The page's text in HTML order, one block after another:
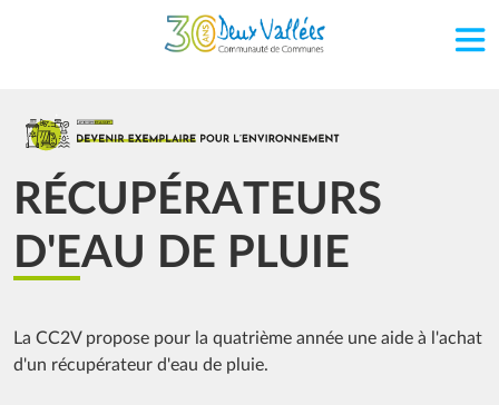
Aller au contenu principal
Image
RÉCUPÉRATEURS
D'EAU DE PLUIE
La CC2V propose pour la quatrième année une aide à l'achat
d'un récupérateur d'eau de pluie.